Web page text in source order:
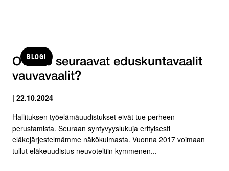
BLOGI
Ovatko seuraavat eduskuntavaalit
vauvavaalit?
| 22.10.2024
Hallituksen työelämäuudistukset eivät tue perheen
perustamista. Seuraan syntyvyyslukuja erityisesti
eläkejärjestelmämme näkökulmasta. Vuonna 2017 voimaan
tullut eläkeuudistus neuvoteltiin kymmenen...